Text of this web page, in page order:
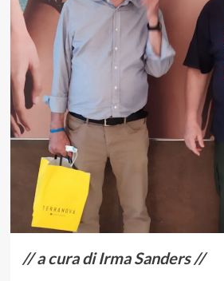
// a cura di Irma Sanders //